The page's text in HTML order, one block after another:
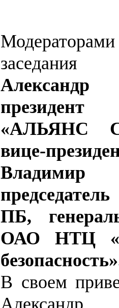
Александр
«АЛЬЯНС
вице-
Владимир
ПБ,
ОАО НТЦ
В своем
Александр